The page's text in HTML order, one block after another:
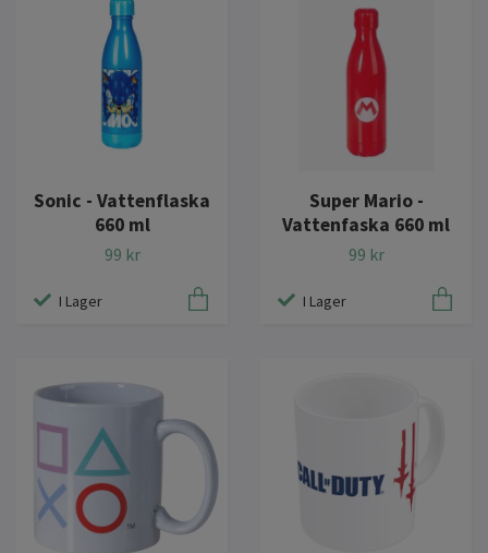
Sonic - Vattenflaska
660 ml
99 kr
I Lager
Super Mario -
Vattenfaska 660 ml
99 kr
I Lager